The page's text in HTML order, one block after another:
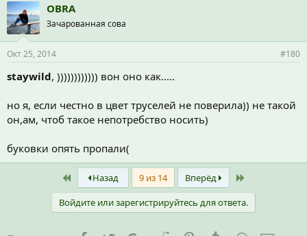
OBRA
Зачарованная сова
Окт 25, 2014 #180
staywild, )))))))))))) вон оно как.....
но я, если честно в цвет труселей не поверила)) не такой
он,ам, чтоб такое непотребство носить)
буковки опять пропали(
First Назад 9 из 14 Вперёд Last
Войдите или зарегистрируйтесь для ответа.